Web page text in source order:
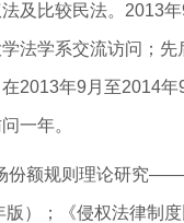
及比较民法。2013
法学系交流访问；
2013年9月至2014
一年。
额规则理论研究——
）；《侵权法律制